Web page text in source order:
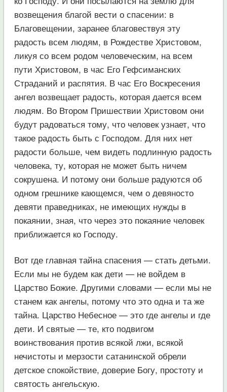
возвещения благой вести о спасении: в
Благовещении, заранее благовествуя эту
радость всем людям, в Рождестве Христовом,
ликуя со всем родом человеческим, на всем
пути Христовом, в час Его Гефсиманских
Страданий и распятия. В час Его Воскресения
ангел возвещает радость, которая дается всем
людям. Во Втором Пришествии Христовом они
будут радоваться тому, что человек узнает, что
такое радость быть с Господом. Для них нет
радости больше, чем видеть подлинную радость
человека, ту, которая не может быть ничем
сокрушена. И потому они больше радуются об
одном грешнике кающемся, чем о девяносто
девяти праведниках, не имеющих нужды в
покаянии, зная, что через это покаяние человек
приближается ко Господу.
Вот где главная тайна спасения — стать детьми.
Если мы не будем как дети — не войдем в
Царство Божие. Другими словами — если мы не
станем как ангелы, потому что это одна и та же
тайна. Царство Небесное — это где ангелы и где
дети. И святые — те, кто подвигом
воинствования против всякой лжи, всякой
нечистоты и мерзости сатанинской обрели
детское спокойствие, доверие Богу, простоту и
святость ангельскую.